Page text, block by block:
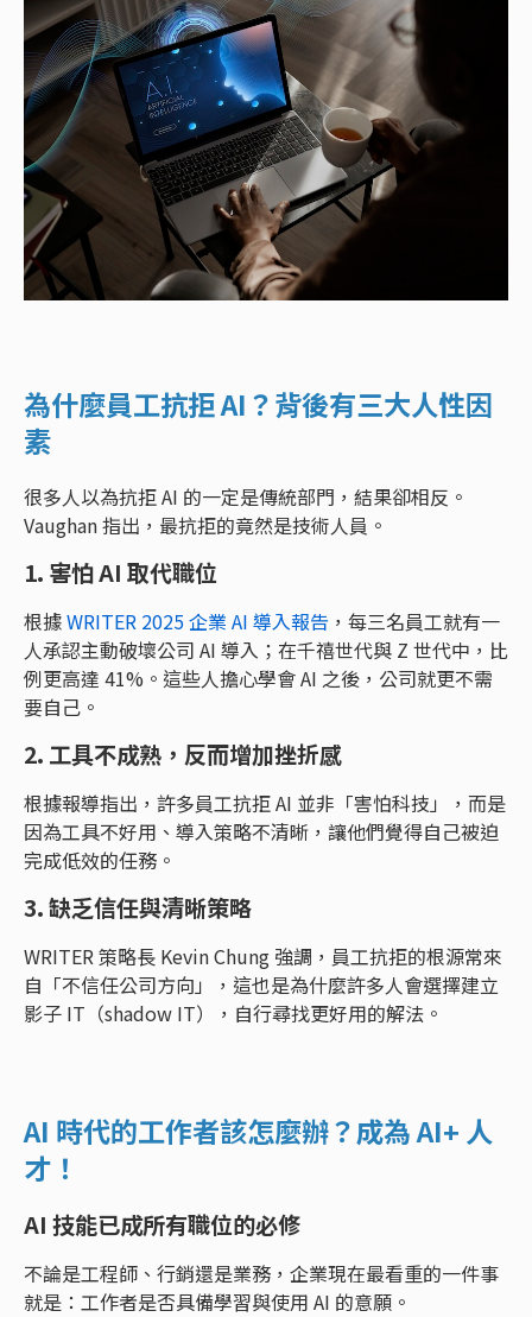
為什麼員工抗拒 AI？背後有三大人性因
素
很多人以為抗拒 AI 的一定是傳統部門，結果卻相反。
Vaughan 指出，最抗拒的竟然是技術人員。
1. 害怕 AI 取代職位
根據WRITER 2025 企業 AI 導入報告 ，每三名員工就有一
人承認主動破壞公司 AI 導入；在千禧世代與 Z 世代中，比
例更高達 41%。這些人擔心學會 AI 之後，公司就更不需
要自己。
2. 工具不成熟，反而增加挫折感
根據報導指出，許多員工抗拒 AI 並非「害怕科技」，而是
因為工具不好用、導入策略不清晰，讓他們覺得自己被迫
完成低效的任務。
3. 缺乏信任與清晰策略
WRITER 策略長 Kevin Chung 強調，員工抗拒的根源常來
自「不信任公司方向」，這也是為什麼許多人會選擇建立
影子 IT（shadow IT），自行尋找更好用的解法。
AI 時代的工作者該怎麼辦？成為 AI+ 人
才！
AI 技能已成所有職位的必修
不論是工程師、行銷還是業務，企業現在最看重的一件事
就是：工作者是否具備學習與使用 AI 的意願。